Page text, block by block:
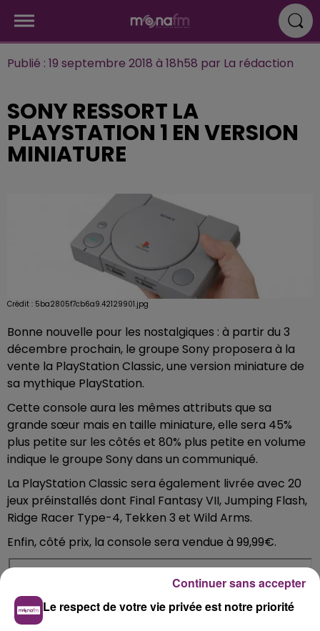
Publié : 19 septembre 2018 à 18h58 par La rédaction
SONY RESSORT LA
PLAYSTATION 1 EN VERSION
MINIATURE
Crédit : 5ba2805f7cb6a9.42129901.jpg
Bonne nouvelle pour les nostalgiques : à partir du 3
décembre prochain, le groupe Sony proposera à la
vente la PlayStation Classic, une version miniature de
sa mythique PlayStation.
Cette console aura les mêmes attributs que sa
grande sœur mais en taille miniature, elle sera 45%
plus petite sur les côtés et 80% plus petite en volume
indique le groupe Sony dans un communiqué.
La PlayStation Classic sera également livrée avec 20
jeux préinstallés dont Final Fantasy VII, Jumping Flash,
Ridge Racer Type-4, Tekken 3 et Wild Arms.
Enfin, côté prix, la console sera vendue à 99,99€.
Le respect de votre vie privée est notre priorité
Continuer sans accepter